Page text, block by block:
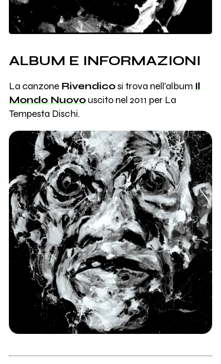
ALBUM E INFORMAZIONI
La canzone Rivendicosi trova nell'album Il
Mondo Nuovouscito nel 2011 per La
Tempesta Dischi.